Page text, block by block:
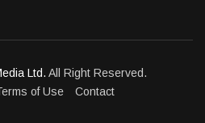
Ltd. All Right Reserved.
of Use Contact